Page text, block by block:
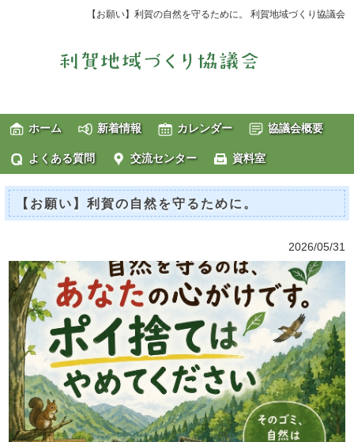
【お願い】利賀の自然を守るために。 利賀地域づくり協議会
ホーム 新着情報 カレンダー 協議会概要
よくある質問 交流センター 資料室
【お願い】利賀の自然を守るために。
2026/05/31